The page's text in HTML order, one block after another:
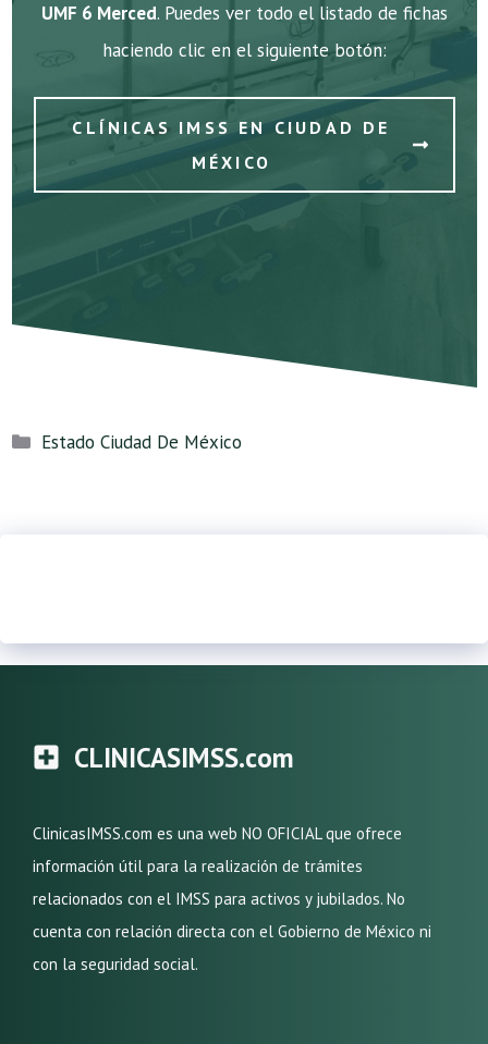
UMF 6 Merced. Puedes ver todo el listado de fichas
haciendo clic en el siguiente botón:
CLÍNICAS IMSS EN CIUDAD DE
MÉXICO
Categorías
Estado Ciudad De México
CLINICASIMSS.com
ClinicasIMSS.com es una web NO OFICIAL que ofrece
información útil para la realización de trámites
relacionados con el IMSS para activos y jubilados. No
cuenta con relación directa con el Gobierno de México ni
con la seguridad social.